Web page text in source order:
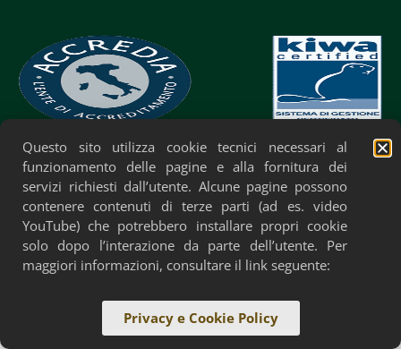
Privacy Policy Cookie Policy Accessibilità
Questo sito utilizza cookie tecnici necessari al
funzionamento delle pagine e alla fornitura dei
servizi richiesti dall’utente. Alcune pagine possono
contenere contenuti di terze parti (ad es. video
YouTube) che potrebbero installare propri cookie
solo dopo l’interazione da parte dell’utente. Per
maggiori informazioni, consultare il link seguente:
Privacy e Cookie Policy